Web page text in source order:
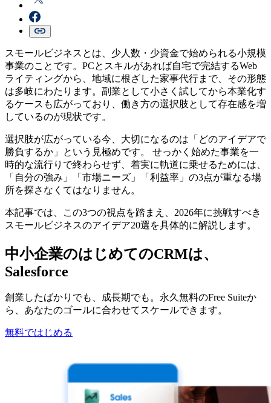
スモールビジネスとは、少人数・少資金で始められる小規模
事業のことです。PCとスキルがあれば自宅で完結するWeb
ライティングから、地域に根ざした家事代行まで、その形態
は多岐にわたります。副業として小さく試してから本業化す
るケースも広がっており、働き方の選択肢として存在感を増
しているのが現状です。
選択肢が広がっている今、大切になるのは「どのアイデアで
勝負するか」という見極めです。 せっかく始めた事業を一
時的な流行りで終わらせず、着実に軌道に乗せるためには、
「自分の強み」「市場ニーズ」「利益率」の3点が重なる場
所を探さなくてはなりません。
本記事では、この3つの視点を踏まえ、2026年に挑戦すべき
スモールビジネスのアイデア20選を具体的に解説します。
中小企業のはじめてのCRMは、
Salesforce
創業したばかりでも、成長期でも。永久無料のFree Suiteか
ら、あなたのゴールに合わせてスケールできます。
無料ではじめる